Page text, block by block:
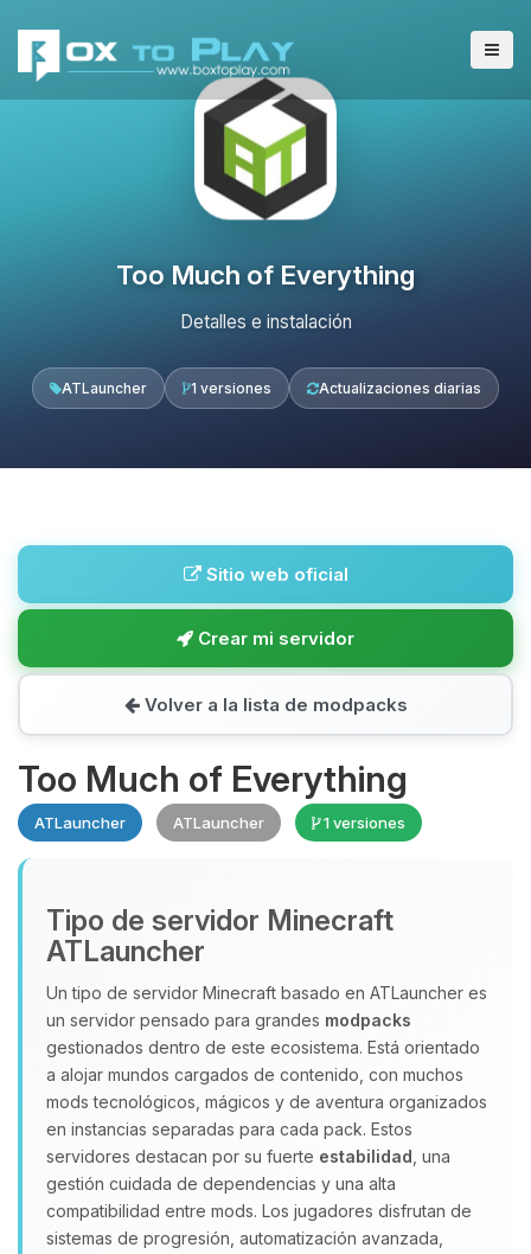
Too Much of Everything
Detalles e instalación
ATLauncher 1 versiones Actualizaciones diarias
Sitio web oficial
Crear mi servidor
Volver a la lista de modpacks
Too Much of Everything
ATLauncher ATLauncher 1 versiones
Tipo de servidor Minecraft
ATLauncher
Un tipo de servidor Minecraft basado en ATLauncher es
un servidor pensado para grandes modpacks
gestionados dentro de este ecosistema. Está orientado
a alojar mundos cargados de contenido, con muchos
mods tecnológicos, mágicos y de aventura organizados
en instancias separadas para cada pack. Estos
servidores destacan por su fuerte estabilidad , una
gestión cuidada de dependencias y una alta
compatibilidad entre mods. Los jugadores disfrutan de
sistemas de progresión, automatización avanzada,
Yupi, por fin alguien con quien
hablar! Soy Choupy, tu pequeno
asistente de BoxToPlay. Cuentame
que necesitas y moveré mis
pequenos circuitos para ayudarte.
06/08/2026 14:37